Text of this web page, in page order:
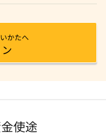
かたへ
使途